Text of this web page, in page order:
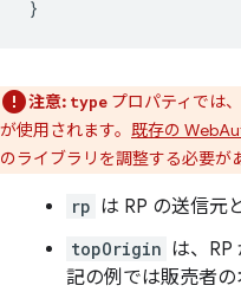
}
注意: type プロパティでは、
が使用されます。 既存の
のライブラリを調整する必要が
rp は RP の送信元
topOrigin は、RP
記の例では販売者の